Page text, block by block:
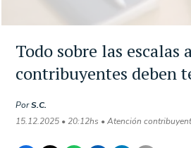
Todo sobre las escalas
contribuyentes deben
PorS.C.
15.12.2025 • 20:12hs • Atención